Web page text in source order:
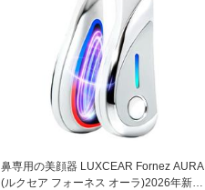
鼻専用の美顔器 LUXCEAR Fornez AURA
(ルクセア フォーネス オーラ)2026年新型